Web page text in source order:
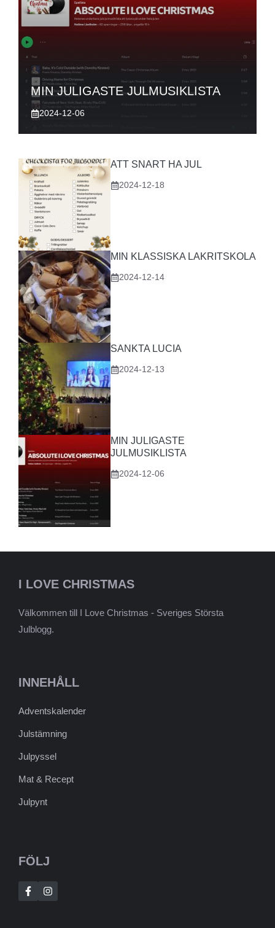
MIN JULIGASTE JULMUSIKLISTA
2024-12-06
ATT SNART HA JUL
2024-12-18
MIN KLASSISKA LAKRITSKOLA
2024-12-14
SANKTA LUCIA
2024-12-13
MIN JULIGASTE
JULMUSIKLISTA
2024-12-06
I LOVE CHRISTMAS
Välkommen till I Love Christmas - Sveriges Största
Julblogg.
INNEHÅLL
Adventskalender
Julstämning
Julpyssel
Mat & Recept
Julpynt
FÖLJ